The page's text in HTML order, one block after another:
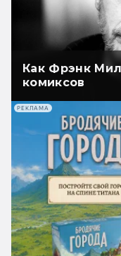
Как Фрэнк
комиксов
РЕКЛАМА